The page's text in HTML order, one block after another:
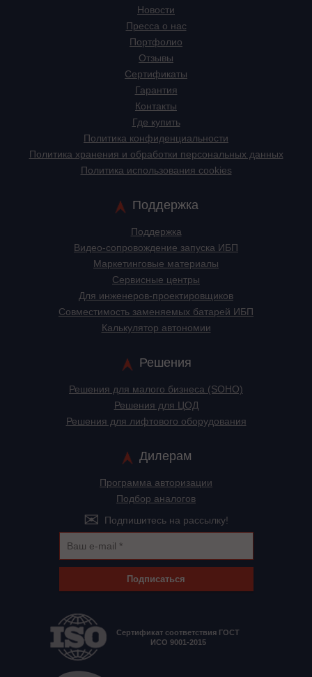
Новости
Пресса о нас
Портфолио
Отзывы
Сертификаты
Гарантия
Контакты
Где купить
Политика конфиденциальности
Политика хранения и обработки персональных данных
Политика использования cookies
Поддержка
Поддержка
Видео-сопровождение запуска ИБП
Маркетинговые материалы
Сервисные центры
Для инженеров-проектировщиков
Cовместимость заменяемых батарей ИБП
Калькулятор автономии
Решения
Решения для малого бизнеса (SOHO)
Решения для ЦОД
Решения для лифтового оборудования
Дилерам
Программа авторизации
Подбор аналогов
Подпишитесь на рассылку!
Подписаться
Сертификат соответствия ГОСТ
ИСО 9001-2015